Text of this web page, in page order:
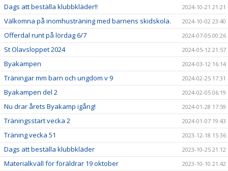
Dags att beställa klubbkläder!! 2024-10-21 21:21
Välkomna på inomhusträning med barnens skidskola. 2024-10-02 23:40
Offerdal runt på lördag 6/7 2024-07-05 00:26
St Olavsloppet 2024 2024-05-12 21:57
Byakampen 2024-03-12 16:14
Träningar mm barn och ungdom v 9 2024-02-25 17:31
Byakampen del 2 2024-02-05 06:19
Nu drar årets Byakamp igång! 2024-01-28 17:59
Träningsstart vecka 2 2024-01-07 19:43
Träning vecka 51 2023-12-18 15:36
Dags att beställa klubbkläder 2023-10-25 21:12
Materialkväll för föräldrar 19 oktober 2023-10-10 21:42